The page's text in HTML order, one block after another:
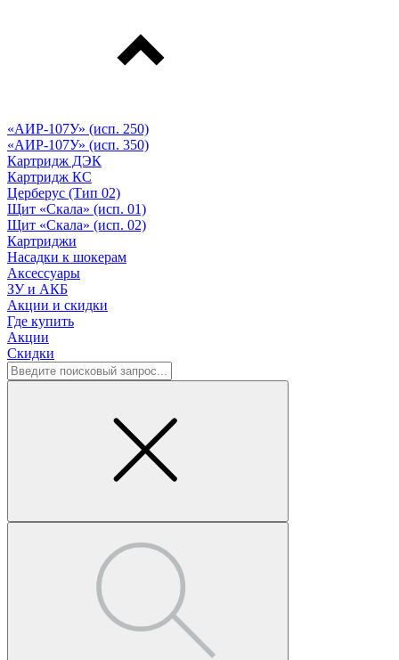
«АИР-107У» (исп. 250)
«АИР-107У» (исп. 350)
Картридж ДЭК
Картридж КС
Церберус (Тип 02)
Щит «Скала» (исп. 01)
Щит «Скала» (исп. 02)
Картриджи
Насадки к шокерам
Аксессуары
ЗУ и АКБ
Акции и скидки
Где купить
Акции
Скидки